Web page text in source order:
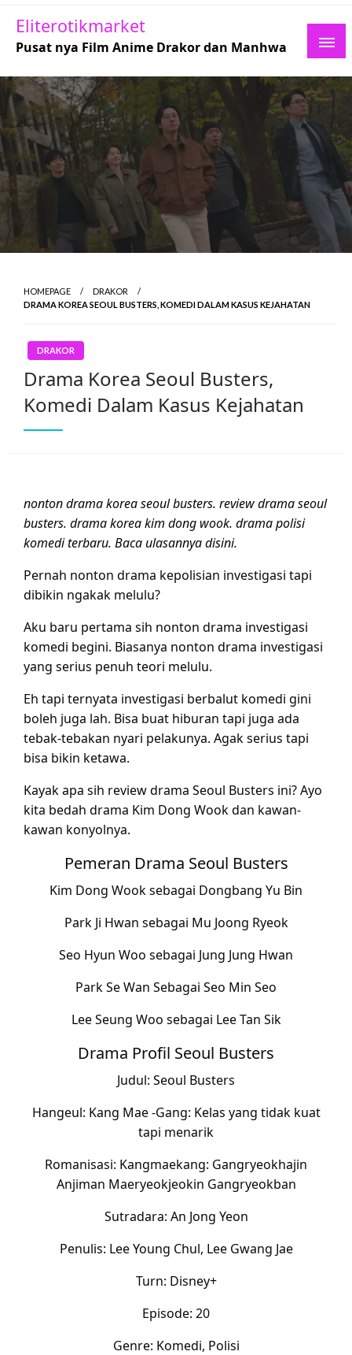
Skip
content
Eliterotikmarket
Pusat nya Film Anime Drakor dan Manhwa
HOMEPAGE
DRAKOR
DRAMA KOREA SEOUL BUSTERS, KOMEDI DALAM KASUS KEJAHATAN
DRAKOR
Drama Korea Seoul Busters,
Komedi Dalam Kasus Kejahatan
nonton drama korea seoul busters. review drama seoul
busters. drama korea kim dong wook. drama polisi
komedi terbaru. Baca ulasannya disini.
Pernah nonton drama kepolisian investigasi tapi
dibikin ngakak melulu?
Aku baru pertama sih nonton drama investigasi
komedi begini. Biasanya nonton drama investigasi
yang serius penuh teori melulu.
Eh tapi ternyata investigasi berbalut komedi gini
boleh juga lah. Bisa buat hiburan tapi juga ada
tebak-tebakan nyari pelakunya. Agak serius tapi
bisa bikin ketawa.
Kayak apa sih review drama Seoul Busters ini? Ayo
kita bedah drama Kim Dong Wook dan kawan-
kawan konyolnya.
Pemeran Drama Seoul Busters
Kim Dong Wook sebagai Dongbang Yu Bin
Park Ji Hwan sebagai Mu Joong Ryeok
Seo Hyun Woo sebagai Jung Jung Hwan
Park Se Wan Sebagai Seo Min Seo
Lee Seung Woo sebagai Lee Tan Sik
Drama Profil Seoul Busters
Judul: Seoul Busters
Hangeul: Kang Mae -Gang: Kelas yang tidak kuat
tapi menarik
Romanisasi: Kangmaekang: Gangryeokhajin
Anjiman Maeryeokjeokin Gangryeokban
Sutradara: An Jong Yeon
Penulis: Lee Young Chul, Lee Gwang Jae
Turn: Disney+
Episode: 20
Genre: Komedi, Polisi